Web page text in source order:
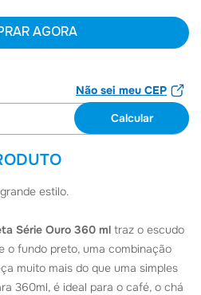
AGORA
Não sei meu CEP
estilo.
Série Ouro 360 ml traz o escudo
o fundo preto, uma combinação
muito mais do que uma simples
360ml, é ideal para o café, o chá
9º Bolsa
10º Boné